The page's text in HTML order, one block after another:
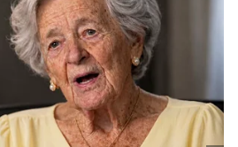
കാശ് കക്കുന്ന
കെ മുരളീധരൻ
കൃഷ്ണൻ്റെ